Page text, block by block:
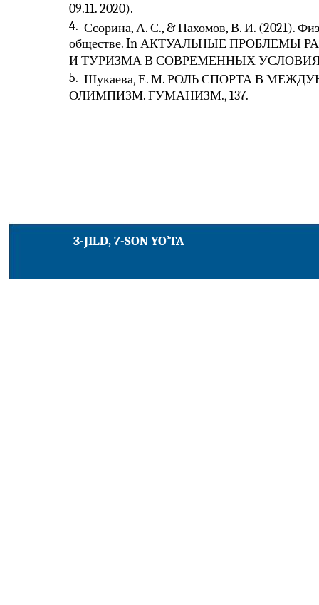
3-JILD, 7-SON YO’TA
09.11. 2020).
4. Ссорина, А. С., & Пахомов, В. И. (2021).
обществе. In АКТУАЛЬНЫЕ ПРОБЛЕМЫ
И ТУРИЗМА В СОВРЕМЕННЫХ УСЛОВИЯХ
5. Шукаева, Е. М. РОЛЬ СПОРТА В
ОЛИМПИЗМ. ГУМАНИЗМ., 137.